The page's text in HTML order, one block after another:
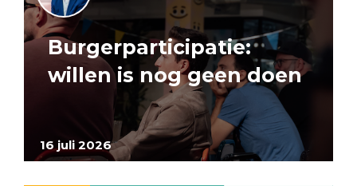
16 juli 2026
Burgerparticipatie:
willen is nog geen doen